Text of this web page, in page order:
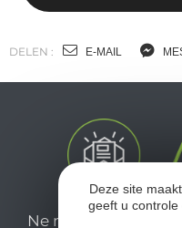
DELEN : E-MAIL
Ne manquez pas
Deze site
geeft u controle